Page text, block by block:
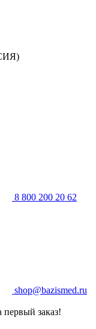
8 800 200 20 62
shop@bazismed.ru
первый заказ!